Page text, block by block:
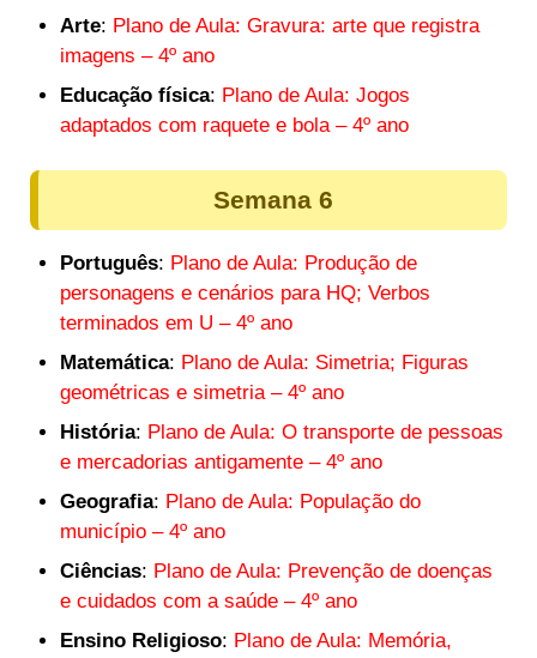
Arte: Plano de Aula: Gravura: arte que registra
imagens – 4º ano
Educação física: Plano de Aula: Jogos
adaptados com raquete e bola – 4º ano
Semana 6
Português: Plano de Aula: Produção de
personagens e cenários para HQ; Verbos
terminados em U – 4º ano
Matemática: Plano de Aula: Simetria; Figuras
geométricas e simetria – 4º ano
História: Plano de Aula: O transporte de pessoas
e mercadorias antigamente – 4º ano
Geografia: Plano de Aula: População do
município – 4º ano
Ciências: Plano de Aula: Prevenção de doenças
e cuidados com a saúde – 4º ano
Ensino Religioso: Plano de Aula: Memória,